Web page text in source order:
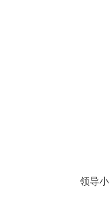
刘培
魏成
马良
李铭
杨燕
领导小组